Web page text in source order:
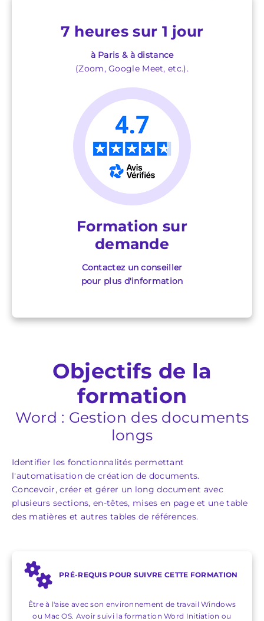
7 heures sur 1 jour
à Paris & à distance
(Zoom, Google Meet, etc.).
Formation sur
demande
Contactez un conseiller
pour plus d'information
Objectifs de la
formation
Word : Gestion des documents
longs
Identifier les fonctionnalités permettant
l'automatisation de création de documents.
Concevoir, créer et gérer un long document avec
plusieurs sections, en-têtes, mises en page et une table
des matières et autres tables de références.
PRÉ-REQUIS POUR SUIVRE CETTE FORMATION
Être à l'aise avec son environnement de travail Windows
ou Mac OS. Avoir suivi la formation Word Initiation ou